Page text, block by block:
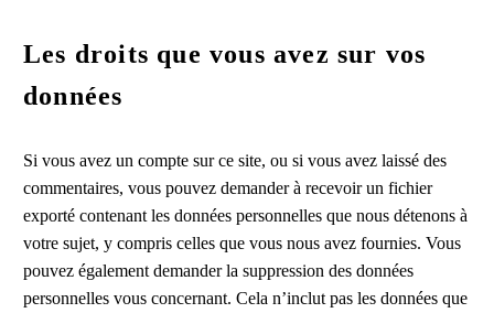
Les droits que vous avez sur vos
données
Si vous avez un compte sur ce site, ou si vous avez laissé des
commentaires, vous pouvez demander à recevoir un fichier
exporté contenant les données personnelles que nous détenons à
votre sujet, y compris celles que vous nous avez fournies. Vous
pouvez également demander la suppression des données
personnelles vous concernant. Cela n’inclut pas les données que